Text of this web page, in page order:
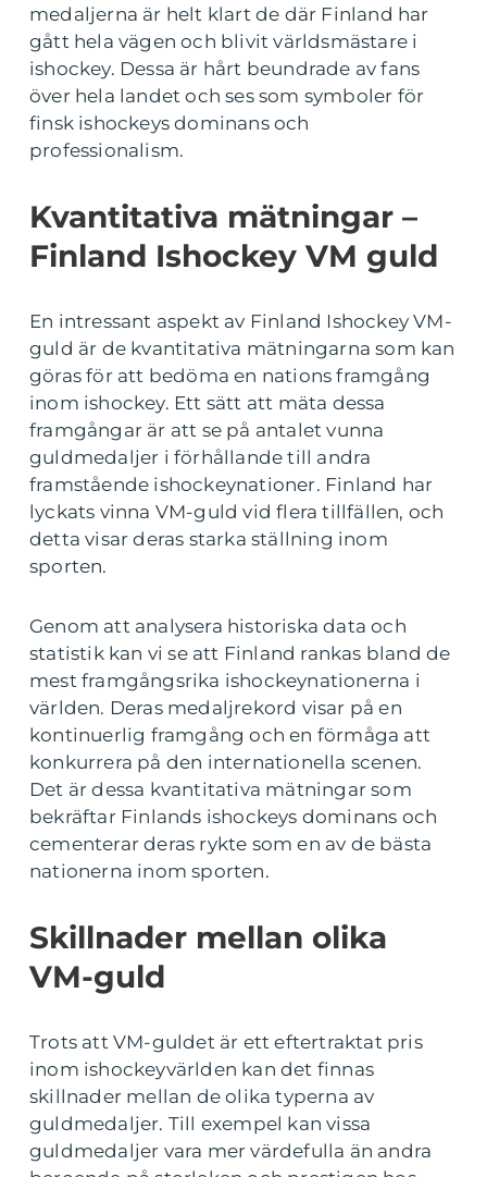
medaljerna är helt klart de där Finland har
gått hela vägen och blivit världsmästare i
ishockey. Dessa är hårt beundrade av fans
över hela landet och ses som symboler för
finsk ishockeys dominans och
professionalism.
Kvantitativa mätningar –
Finland Ishockey VM guld
En intressant aspekt av Finland Ishockey VM-
guld är de kvantitativa mätningarna som kan
göras för att bedöma en nations framgång
inom ishockey. Ett sätt att mäta dessa
framgångar är att se på antalet vunna
guldmedaljer i förhållande till andra
framstående ishockeynationer. Finland har
lyckats vinna VM-guld vid flera tillfällen, och
detta visar deras starka ställning inom
sporten.
Genom att analysera historiska data och
statistik kan vi se att Finland rankas bland de
mest framgångsrika ishockeynationerna i
världen. Deras medaljrekord visar på en
kontinuerlig framgång och en förmåga att
konkurrera på den internationella scenen.
Det är dessa kvantitativa mätningar som
bekräftar Finlands ishockeys dominans och
cementerar deras rykte som en av de bästa
nationerna inom sporten.
Skillnader mellan olika
VM-guld
Trots att VM-guldet är ett eftertraktat pris
inom ishockeyvärlden kan det finnas
skillnader mellan de olika typerna av
guldmedaljer. Till exempel kan vissa
guldmedaljer vara mer värdefulla än andra